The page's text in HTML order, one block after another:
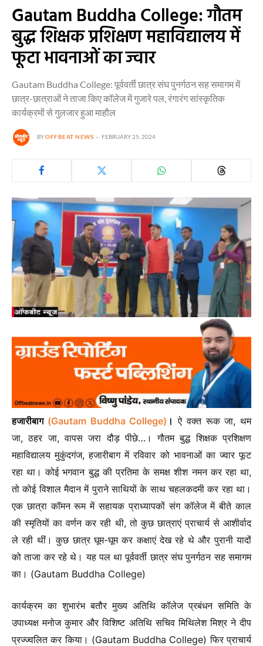
Gautam Buddha College: गौतम
बुद्ध शिक्षक प्रशिक्षण महाविद्यालय में
फूटा भावनाओं का ज्वार
Gautam Buddha College: पूर्ववर्ती छात्र संघ पुनर्गठन सह समागम में
छात्र-छात्राओं ने ताजा किए कॉलेज में गुजारे पल, रंगारंग सांस्कृतिक
कार्यक्रमों से गुलजार हुआ माहौल
BYOFFBEAT NEWS FEBRUARY 25, 2024
हजारीबाग (Gautam Buddha College) । ऐ वक्त रूक जा, थम
जा, ठहर जा, वापस जरा दौड़ पीछे…। गौतम बुद्ध शिक्षक प्रशिक्षण
महाविद्यालय मुकुंदगंज, हजारीबाग में रविवार को भावनाओं का ज्वार फूट
रहा था। कोई भगवान बुद्ध की प्रतिमा के समक्ष शीश नमन कर रहा था,
तो कोई विशाल मैदान में पुराने साथियों के साथ चहलकदमी कर रहा था।
एक छात्रा कॉमन रूम में सहायक प्राध्यापकों संग कॉलेज में बीते काल
की स्मृतियों का वर्णन कर रही थी, तो कुछ छात्राएं प्राचार्य से आशीर्वाद
ले रही थीं। कुछ छात्र घूम-घूम कर कक्षाएं देख रहे थे और पुरानी यादों
को ताजा कर रहे थे। यह पल था पूर्ववर्ती छात्र संघ पुनर्गठन सह समागम
का। (Gautam Buddha College)
कार्यक्रम का शुभारंभ बतौर मुख्य अतिथि कॉलेज प्रबंधन समिति के
उपाध्यक्ष मनोज कुमार और विशिष्ट अतिथि सचिव मिथिलेश मिश्र ने दीप
प्रज्ज्वलित कर किया। (Gautam Buddha College) फिर प्राचार्य